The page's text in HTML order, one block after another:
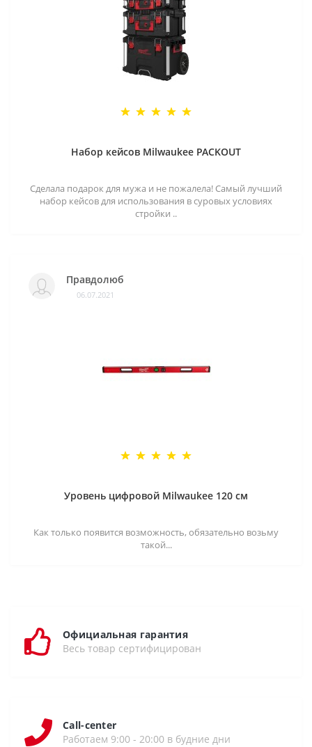
Набор кейсов Milwaukee PACKOUT
Сделала подарок для мужа и не пожалела! Самый лучший
набор кейсов для использования в суровых условиях
стройки ..
Правдолюб
06.07.2021
Уровень цифровой Milwaukee 120 см
Как только появится возможность, обязательно возьму
такой...
Официальная гарантия
Весь товар сертифицирован
Call-center
Работаем 9:00 - 20:00 в будние дни